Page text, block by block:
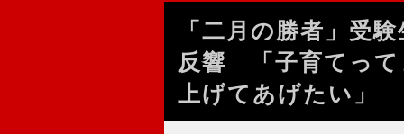
「二月の勝者」受
反響 「子育てって
上げてあげたい」